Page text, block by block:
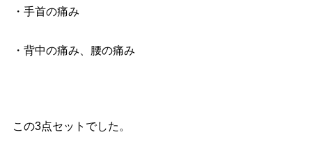
・手首の痛み
・背中の痛み、腰の痛み
この3点セットでした。